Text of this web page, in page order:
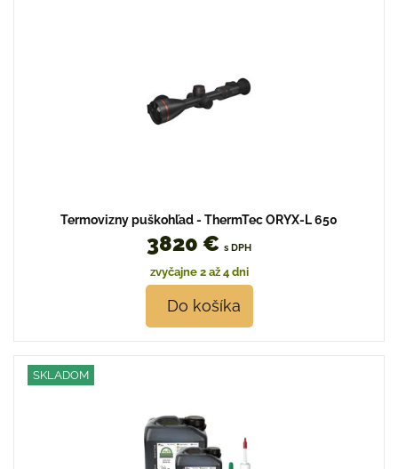
Termovizny puškohľad - ThermTec ORYX-L 650
3820 € s DPH
zvyčajne 2 až 4 dni
Do košíka
SKLADOM